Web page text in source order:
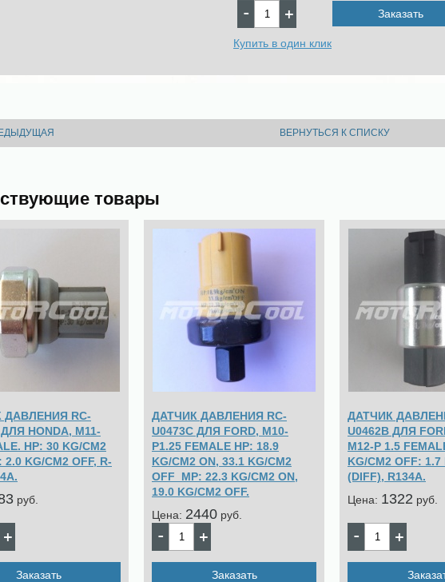
Заказать
Купить в один клик
ВЕРНУТЬСЯ К СПИСКУ
товары
ДАВЛЕНИЯ RC-
HONDA, M11-
HP: 30 KG/CM2
2.0 KG/CM2 OFF, R-
pуб.
Заказать
ДАТЧИК ДАВЛЕНИЯ RC-
U0473C ДЛЯ FORD, M10-
P1.25 FEMALE HP: 18.9
KG/CM2 ON, 33.1 KG/CM2
OFF MP: 22.3 KG/CM2 ON,
19.0 KG/CM2 OFF.
Цена: 2440 pуб.
Заказать
ДАТЧИК
U0462B ДЛЯ
M12-P 1.5
KG/CM2 OFF: 1.7
(DIFF), R134A.
Цена: 1322 pуб.